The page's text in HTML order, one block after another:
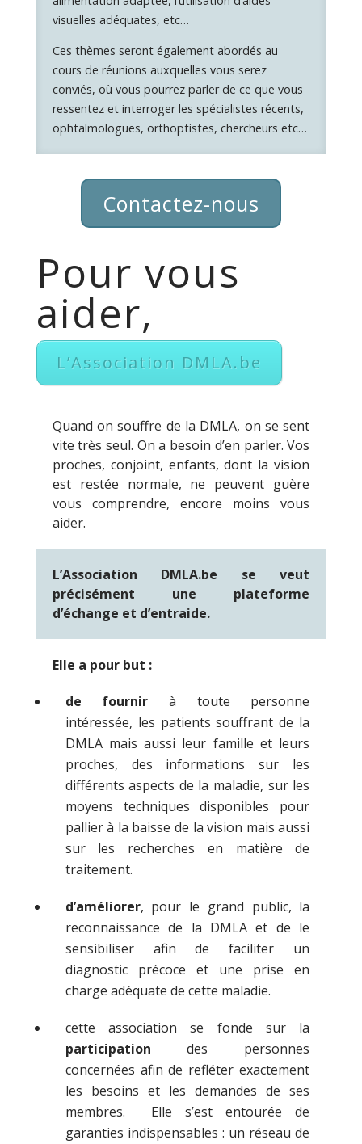
visuelles adéquates, etc…
Ces thèmes seront également abordés au
cours de réunions auxquelles vous serez
conviés, où vous pourrez parler de ce que vous
ressentez et interroger les spécialistes récents,
ophtalmologues, orthoptistes, chercheurs etc…
Contactez-nous
Pour vous
aider,
L’Association DMLA.be
Quand on souffre de la DMLA, on se sent
vite très seul. On a besoin d’en parler. Vos
proches, conjoint, enfants, dont la vision
est restée normale, ne peuvent guère
vous comprendre, encore moins vous
aider.
L’Association DMLA.be se veut
précisément une plateforme
d’échange et d’entraide.
Elle a pour but :
de fournir à toute personne
intéressée, les patients souffrant de la
DMLA mais aussi leur famille et leurs
proches, des informations sur les
différents aspects de la maladie, sur les
moyens techniques disponibles pour
pallier à la baisse de la vision mais aussi
sur les recherches en matière de
traitement.
d’améliorer, pour le grand public, la
reconnaissance de la DMLA et de le
sensibiliser afin de faciliter un
diagnostic précoce et une prise en
charge adéquate de cette maladie.
cette association se fonde sur la
participation des personnes
concernées afin de refléter exactement
les besoins et les demandes de ses
membres. Elle s’est entourée de
garanties indispensables : un réseau de